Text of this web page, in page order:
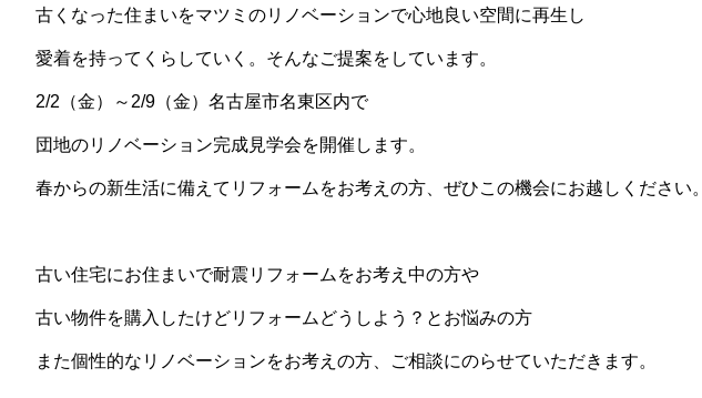
古くなった住まいをマツミのリノベーションで心地良い空間に再生し
愛着を持ってくらしていく。そんなご提案をしています。
2/2（金）～2/9（金）名古屋市名東区内で
団地のリノベーション完成見学会を開催します。
春からの新生活に備えてリフォームをお考えの方、ぜひこの機会にお越しください。
古い住宅にお住まいで耐震リフォームをお考え中の方や
古い物件を購入したけどリフォームどうしよう？とお悩みの方
また個性的なリノベーションをお考えの方、ご相談にのらせていただきます。